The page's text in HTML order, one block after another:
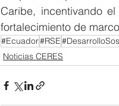
Caribe, incentivando
fortalecimiento de
#Ecuador#RSE
Noticias CERES